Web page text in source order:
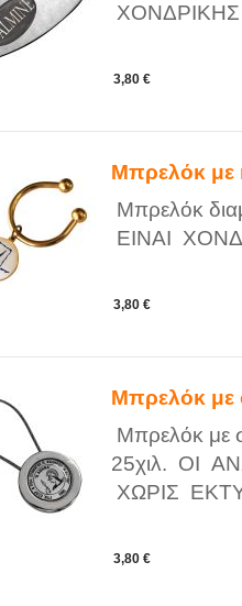
3,80 €
Μπρελόκ με
Μπρελόκ
ΕΙΝΑΙ
3,80 €
Μπρελόκ με
Μπρελόκ με
25χιλ. ΟΙ
ΧΩΡΙΣ
3,80 €